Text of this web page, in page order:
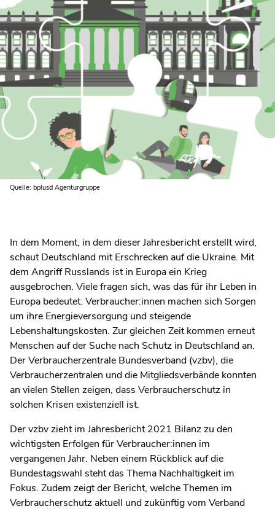
Quelle: bplusd Agenturgruppe
In dem Moment, in dem dieser Jahresbericht erstellt wird,
schaut Deutschland mit Erschrecken auf die Ukraine. Mit
dem Angriff Russlands ist in Europa ein Krieg
ausgebrochen. Viele fragen sich, was das für ihr Leben in
Europa bedeutet. Verbraucher:innen machen sich Sorgen
um ihre Energieversorgung und steigende
Lebenshaltungskosten. Zur gleichen Zeit kommen erneut
Menschen auf der Suche nach Schutz in Deutschland an.
Der Verbraucherzentrale Bundesverband (vzbv), die
Verbraucherzentralen und die Mitgliedsverbände konnten
an vielen Stellen zeigen, dass Verbraucherschutz in
solchen Krisen existenziell ist.
Der vzbv zieht im Jahresbericht 2021 Bilanz zu den
wichtigsten Erfolgen für Verbraucher:innen im
vergangenen Jahr. Neben einem Rückblick auf die
Bundestagswahl steht das Thema Nachhaltigkeit im
Fokus. Zudem zeigt der Bericht, welche Themen im
Verbraucherschutz aktuell und zukünftig vom Verband